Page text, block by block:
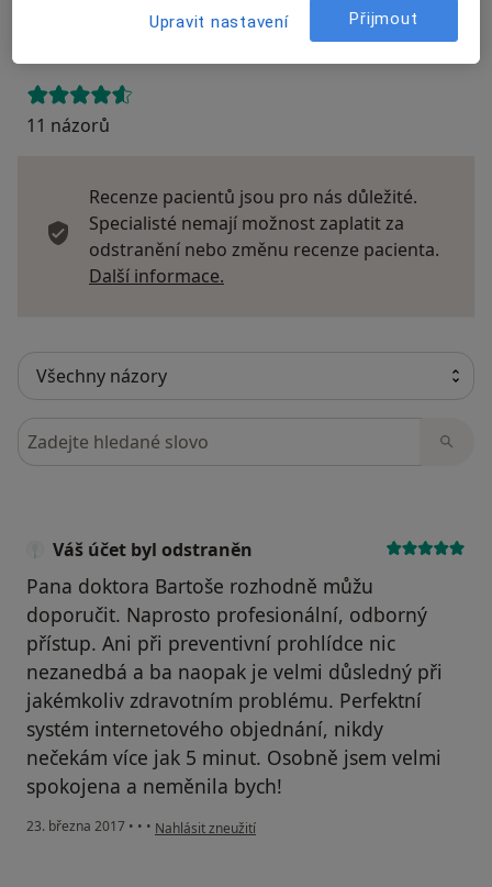
Přidejte svůj názor
11 názorů
Recenze pacientů jsou pro nás důležité.
Specialisté nemají možnost zaplatit za
odstranění nebo změnu recenze pacienta.
Další informace.
Hledejte v názorech
Váš účet byl odstraněn
Pana doktora Bartoše rozhodně můžu
doporučit. Naprosto profesionální, odborný
přístup. Ani při preventivní prohlídce nic
nezanedbá a ba naopak je velmi důsledný při
jakémkoliv zdravotním problému. Perfektní
systém internetového objednání, nikdy
nečekám více jak 5 minut. Osobně jsem velmi
spokojena a neměnila bych!
23. března 2017 • • • podle názoru uživatele Váš účet byl odstraněn
Nahlásit zneužití
Upravit nastavení Přijmout